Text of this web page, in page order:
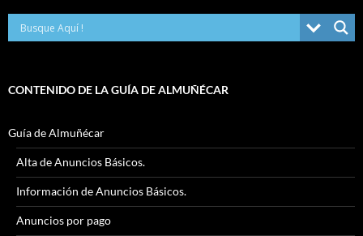
CONTENIDO DE LA GUÍA DE ALMUÑÉCAR
Guía de Almuñécar
Alta de Anuncios Básicos.
Información de Anuncios Básicos.
Anuncios por pago